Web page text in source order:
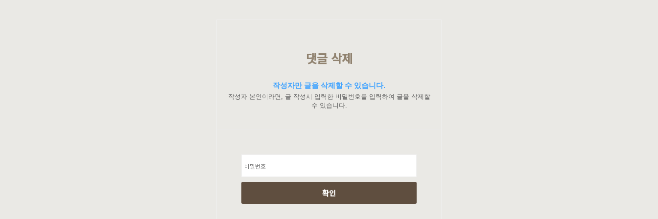
댓글 삭제
작성자만 글을 삭제할 수 있습니다.
작성자 본인이라면, 글 작성시 입력한 비밀번호를 입력하여 글을 삭제할
수 있습니다.